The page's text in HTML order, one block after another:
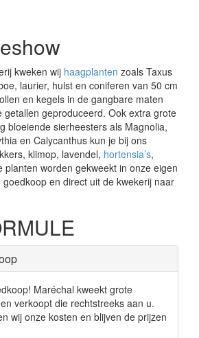
kweken wij haagplanten zoals Taxus
laurier, hulst en coniferen van 50 cm
en kegels in de gangbare maten
getallen geproduceerd. Ook extra grote
bloeiende sierheesters als Magnolia,
en Calycanthus kun je bij ons
klimop, lavendel, hortensia’s,
planten worden gekweekt in onze eigen
en direct uit de kwekerij naar
Maréchal kweekt grote
verkoopt die rechtstreeks aan u.
wij onze kosten en blijven de prijzen